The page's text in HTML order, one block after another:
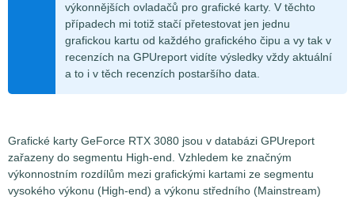
výkonnějších ovladačů pro grafické karty. V těchto
případech mi totiž stačí přetestovat jen jednu
grafickou kartu od každého grafického čipu a vy tak v
recenzích na GPUreport vidíte výsledky vždy aktuální
a to i v těch recenzích postaršího data.
Grafické karty GeForce RTX 3080 jsou v databázi GPUreport
zařazeny do segmentu High-end. Vzhledem ke značným
výkonnostním rozdílům mezi grafickými kartami ze segmentu
vysokého výkonu (High-end) a výkonu středního (Mainstream)